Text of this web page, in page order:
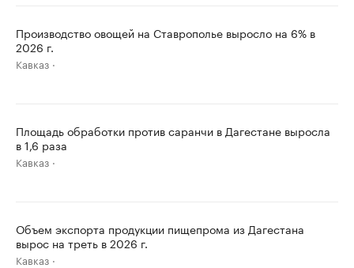
Производство овощей на Ставрополье выросло на 6% в
2026 г.
Кавказ
Площадь обработки против саранчи в Дагестане выросла
в 1,6 раза
Кавказ
Объем экспорта продукции пищепрома из Дагестана
вырос на треть в 2026 г.
Кавказ